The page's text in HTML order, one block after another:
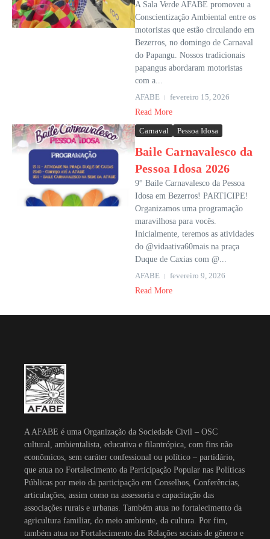
A Sala Verde AFABE promoveu a
Conscientização Ambiental entre os
motoristas que estão circulando em
Bezerros, no domingo de Carnaval
do Papangu. Nossos tradicionais
papangus abordaram motoristas
com a...
AFABE
fevereiro 15, 2026
Read More
Carnaval Pessoa Idosa
Baile Carnavalesco da
Pessoa Idosa 2026
9° Baile Carnavalesco da Pessoa
Idosa em Bezerros! PARTICIPE!
Organizamos uma programação
maravilhosa para vocês.
Inicialmente, teremos as atividades
do @vidaativa60mais na praça
Duque de Caxias com @...
AFABE
fevereiro 9, 2026
Read More
A AFABE é uma Organização da Sociedade Civil – OSC
cultural, ambientalista, educativa e filantrópica, com fins não
econômicos, sem caráter confessional ou político – partidário,
que atua no Fortalecimento da Participação Popular nas Políticas
Públicas por meio da participação em Conselhos, Conferências,
articulações, assim como na assessoria e capacitação das
associações rurais e urbanas. Também atua no fortalecimento da
agricultura familiar, do meio ambiente, da cultura. Por fim,
também atua no Fortalecimento das Relações sociais de gênero e